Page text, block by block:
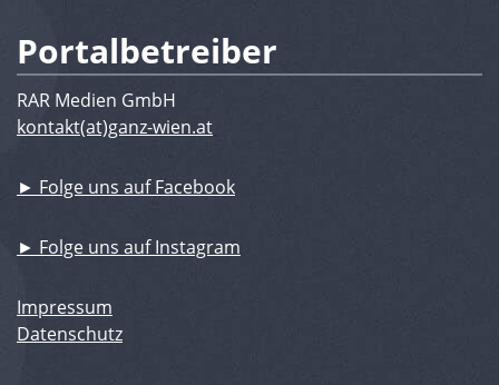
Portalbetreiber
RAR Medien GmbH
kontakt(at)ganz-wien.at
► Folge uns auf Facebook
► Folge uns auf Instagram
Impressum
Datenschutz